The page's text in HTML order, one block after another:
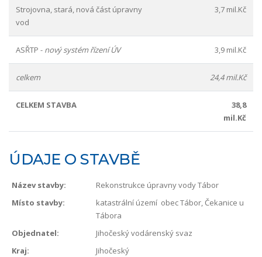
Strojovna, stará, nová část úpravny
vod
3,7 mil.Kč
ASŘTP - nový systém řízení ÚV 3,9 mil.Kč
celkem 24,4 mil.Kč
CELKEM STAVBA
38,8
mil.Kč
ÚDAJE O STAVBĚ
Název stavby:
Rekonstrukce úpravny vody Tábor
Místo stavby:
katastrální území obec Tábor, Čekanice u
Tábora
Objednatel:
Jihočeský vodárenský svaz
Kraj:
Jihočeský